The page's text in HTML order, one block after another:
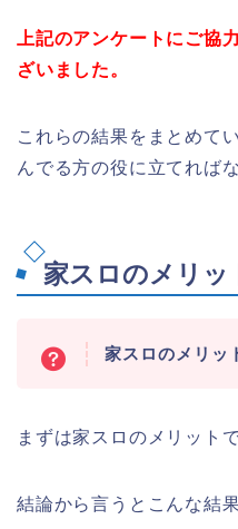
上記のアンケートにご協
ざいました。
これらの結果をまとめて
んでる方の役に立てれば
家スロのメリ
家スロのメリッ
まずは家スロのメリットで
結論から言うとこんな結